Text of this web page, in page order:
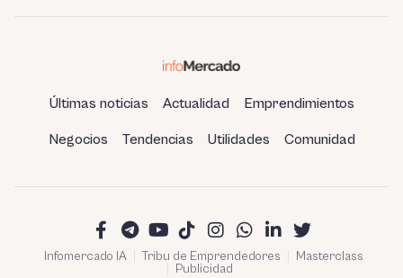
Últimas noticias Actualidad Emprendimientos
Negocios Tendencias Utilidades Comunidad
Infomercado IA Tribu de Emprendedores
Masterclass
Publicidad